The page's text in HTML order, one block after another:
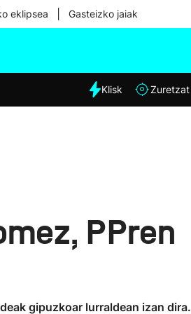
eklipsea Gasteizko jaiak
Eguraldia
Klisk Zuretzat
PPren
gipuzkoar lurraldean izan dira.